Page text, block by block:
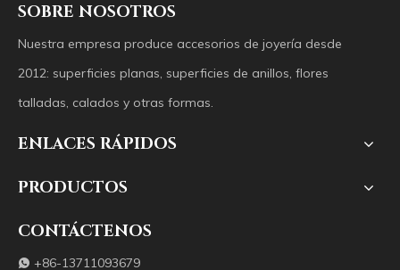
SOBRE NOSOTROS
Nuestra empresa produce accesorios de joyería desde
2012: superficies planas, superficies de anillos, flores
talladas, calados y otras formas.
ENLACES RÁPIDOS
PRODUCTOS
CONTÁCTENOS
 +86-13711093679